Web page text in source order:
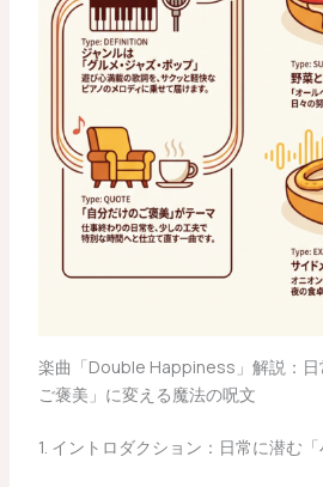
楽曲「Double Happiness」解説：日
ご褒美」に変える魔法の呪文
1. イントロダクション：日常に潜む